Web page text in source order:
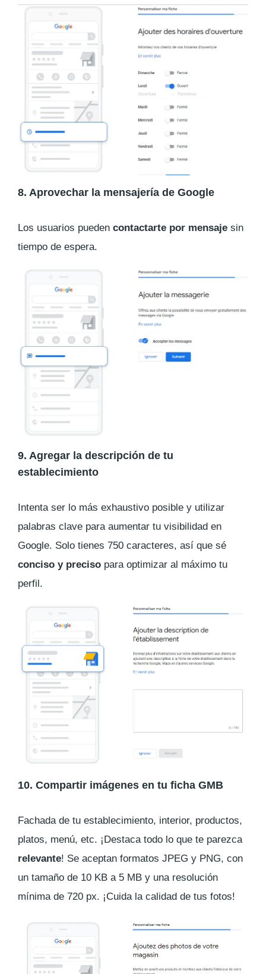
8. Aprovechar la mensajería de Google
Los usuarios pueden contactarte por mensaje sin
tiempo de espera.
9. Agregar la descripción de tu
establecimiento
Intenta ser lo más exhaustivo posible y utilizar
palabras clave para aumentar tu visibilidad en
Google. Solo tienes 750 caracteres, así que sé
conciso y preciso para optimizar al máximo tu
perfil.
10. Compartir imágenes en tu ficha GMB
Fachada de tu establecimiento, interior, productos,
platos, menú, etc. ¡Destaca todo lo que te parezca
relevante! Se aceptan formatos JPEG y PNG, con
un tamaño de 10 KB a 5 MB y una resolución
mínima de 720 px. ¡Cuida la calidad de tus fotos!